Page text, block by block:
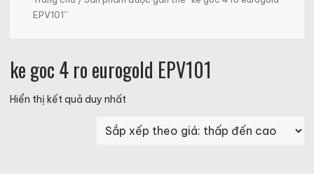
EPV101”
ke goc 4 ro eurogold EPV101
Hiển thị kết quả duy nhất